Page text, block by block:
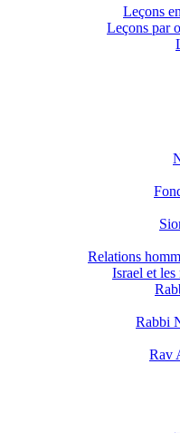
Leçons
Leçons par
Relations
Israel et
Rabbi